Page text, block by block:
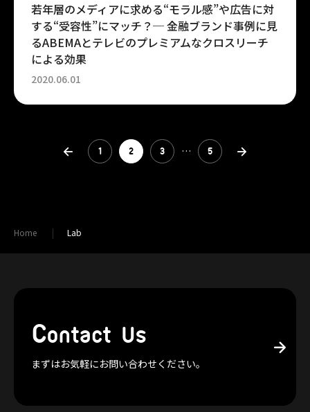
若年層のメディアに求める“モラル感”や広告に対
する“受容性”にマッチ？─ 金融ブランド事例に見
るABEMAとテレビのプレミアムなクロスリーチ
による効果
2020.06.01
1 2 3 … 5
Home Lab
Contact Us
まずはお気軽にお問い合わせください。